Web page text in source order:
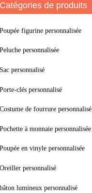
Catégories de produits
Poupée figurine personnalisée
Peluche personnalisée
Sac personnalisé
Porte-clés personnalisé
Costume de fourrure personnalisé
Pochette à monnaie personnalisée
Poupée en vinyle personnalisée
Oreiller personnalisé
bâton lumineux personnalisé
Loading...
Loading...